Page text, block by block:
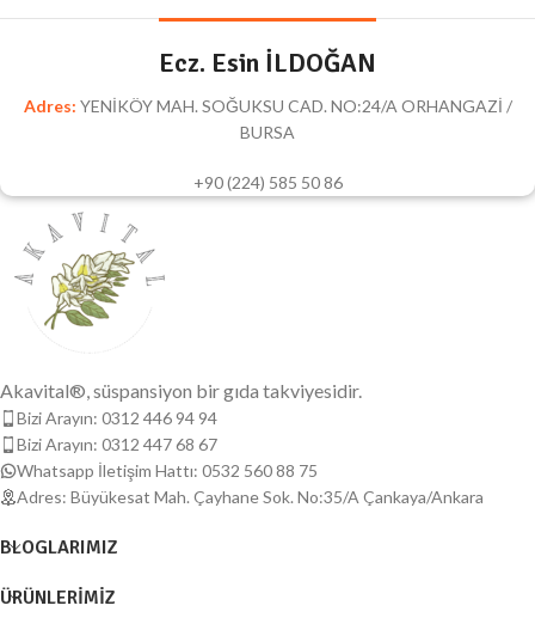
Ecz. Esin İLDOĞAN
Adres: YENİKÖY MAH. SOĞUKSU CAD. NO:24/A ORHANGAZİ /
BURSA
+90 (224) 585 50 86
Akavital®, süspansiyon bir gıda takviyesidir.
Bizi Arayın: 0312 446 94 94
Bizi Arayın: 0312 447 68 67
Whatsapp İletişim Hattı: 0532 560 88 75
Adres: Büyükesat Mah. Çayhane Sok. No:35/A Çankaya/Ankara
BLOGLARIMIZ
ÜRÜNLERIMIZ